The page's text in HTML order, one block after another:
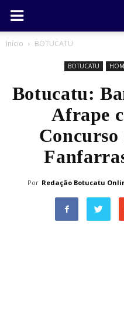
Início BOTUCATU
BOTUCATU
Botucatu:
Afrape
Concurso
Por Redação Botucatu